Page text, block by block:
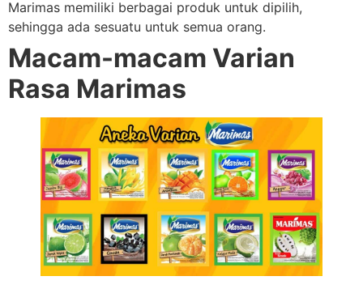
Marimas memiliki berbagai produk untuk dipilih,
sehingga ada sesuatu untuk semua orang.
Macam-macam Varian
Rasa Marimas